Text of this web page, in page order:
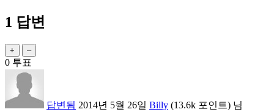
1 답변
0 투표
답변됨 2014년 5월 26일 Billy (13.6k 포인트) 님